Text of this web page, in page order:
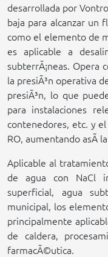
desarrollada por
baja para alcanzar un
como el elemento de
es aplicable a
subterrÃ¡neas. Opera
la presiÃ³n operativa
presiÃ³n, lo que
para instalaciones
contenedores, etc. y
RO, aumentando asÃ­
Aplicable al
de agua con NaCl
superficial, agua
municipal, los
principalmente
de caldera,
farmacÃ©utica.